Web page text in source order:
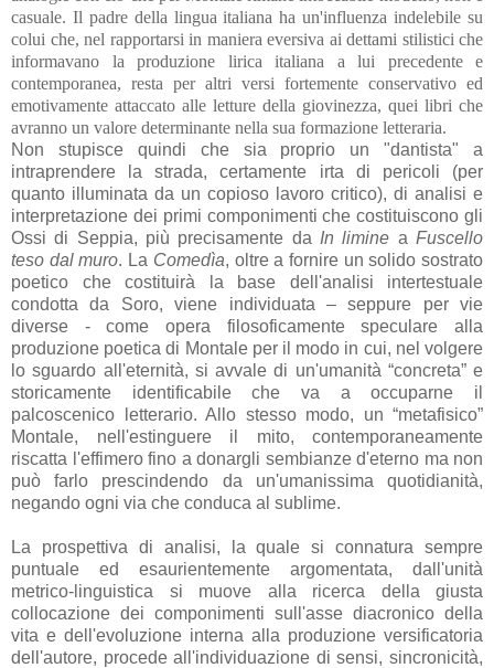
casuale. Il padre della lingua italiana ha un'influenza indelebile su
colui che, nel rapportarsi in maniera eversiva ai dettami stilistici che
informavano la produzione lirica italiana a lui precedente e
contemporanea, resta per altri versi fortemente conservativo ed
emotivamente attaccato alle letture della giovinezza, quei libri che
avranno un valore determinante nella sua formazione letteraria.
Non stupisce quindi che sia proprio un "dantista" a
intraprendere la strada, certamente irta di pericoli (per
quanto illuminata da un copioso lavoro critico), di analisi e
interpretazione dei primi componimenti che costituiscono gli
Ossi di Seppia, più precisamente da In limine a Fuscello
teso dal muro. La Comedìa, oltre a fornire un solido sostrato
poetico che costituirà la base dell'analisi intertestuale
condotta da Soro, viene individuata – seppure per vie
diverse - come opera filosoficamente speculare alla
produzione poetica di Montale per il modo in cui, nel volgere
lo sguardo all'eternità, si avvale di un'umanità “concreta” e
storicamente identificabile che va a occuparne il
palcoscenico letterario. Allo stesso modo, un “metafisico”
Montale, nell'estinguere il mito, contemporaneamente
riscatta l'effimero fino a donargli sembianze d'eterno ma non
può farlo prescindendo da un'umanissima quotidianità,
negando ogni via che conduca al sublime.
La prospettiva di analisi, la quale si connatura sempre
puntuale ed esaurientemente argomentata, dall'unità
metrico-linguistica si muove alla ricerca della giusta
collocazione dei componimenti sull'asse diacronico della
vita e dell'evoluzione interna alla produzione versificatoria
dell'autore, procede all'individuazione di sensi, sincronicità,